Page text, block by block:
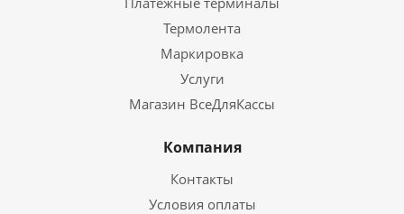
Термолента
Маркировка
Услуги
Магазин ВсеДляКассы
Компания
Контакты
Условия оплаты